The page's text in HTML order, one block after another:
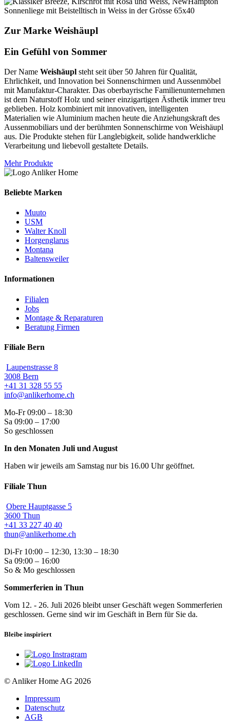
Zur Marke Weishäupl
Ein Gefühl von Sommer
Der Name Weishäupl steht seit über 50 Jahren für Qualität,
Ehrlichkeit, und Innovation bei Sonnenschirmen und Aussenmöbel
mit Manufaktur-Charakter. Das oberbayrische Familienunternehmen
ist dem Naturstoff Holz und seiner einzigartigen Ästhetik immer treu
geblieben. Holz kombiniert mit innovativen, intelligenten
Materialien wie Aluminium machen heute die Anziehungskraft des
Aussenmobiliars und der berühmten Sonnenschirme von Weishäupl
aus. Die Produkte stehen für Langlebigkeit, solide handwerkliche
Verarbeitung und liebevoll gestaltete Details.
Mehr Produkte
Beliebte Marken
Muuto
USM
Walter Knoll
Horgenglarus
Montana
Baltensweiler
Informationen
Filialen
Jobs
Montage & Reparaturen
Beratung Firmen
Filiale Bern
Laupenstrasse 8
3008 Bern
+41 31 328 55 55
info@anlikerhome.ch
Mo-Fr 09:00 – 18:30
Sa 09:00 – 17:00
So geschlossen
In den Monaten Juli und August
Haben wir jeweils am Samstag nur bis 16.00 Uhr geöffnet.
Filiale Thun
Obere Hauptgasse 5
3600 Thun
+41 33 227 40 40
thun@anlikerhome.ch
Di-Fr 10:00 – 12:30, 13:30 – 18:30
Sa 09:00 – 16:00
So & Mo geschlossen
Sommerferien in Thun
Vom 12. - 26. Juli 2026 bleibt unser Geschäft wegen Sommerferien
geschlossen. Gerne sind wir im Geschäft in Bern für Sie da.
Bleibe inspiriert
© Anliker Home AG 2026
Impressum
Datenschutz
AGB